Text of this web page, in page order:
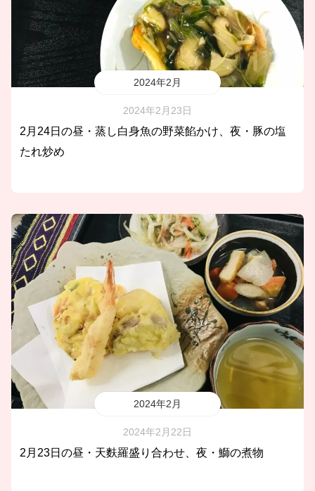
2024年2月
2024年2月23日
2月24日の昼・蒸し白身魚の野菜餡かけ、夜・豚の塩
たれ炒め
2024年2月
2024年2月22日
2月23日の昼・天麩羅盛り合わせ、夜・鰤の煮物